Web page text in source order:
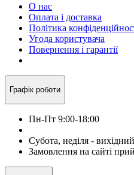
О нас
Оплата і доставка
Політика
Угода користувача
Повернення і гарантії
Графік роботи
Пн-Пт 9:00-18:00
Субота, неділя - вихідний
Замовлення на сайті